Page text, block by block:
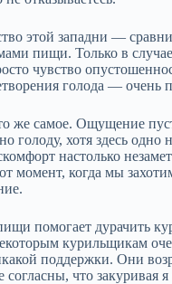
этой западни —
пищи. Только в
чувство
голода — очень
же самое. Ощущение
голоду, хотя здесь одно
настолько
момент, когда мы
помогает дурачить
курильщикам
поддержки. Они
что закуривая